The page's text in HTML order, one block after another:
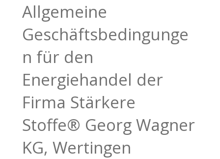
Allgemeine
Geschäftsbedingunge
n für den
Energiehandel der
Firma Stärkere
Stoffe® Georg Wagner
KG, Wertingen